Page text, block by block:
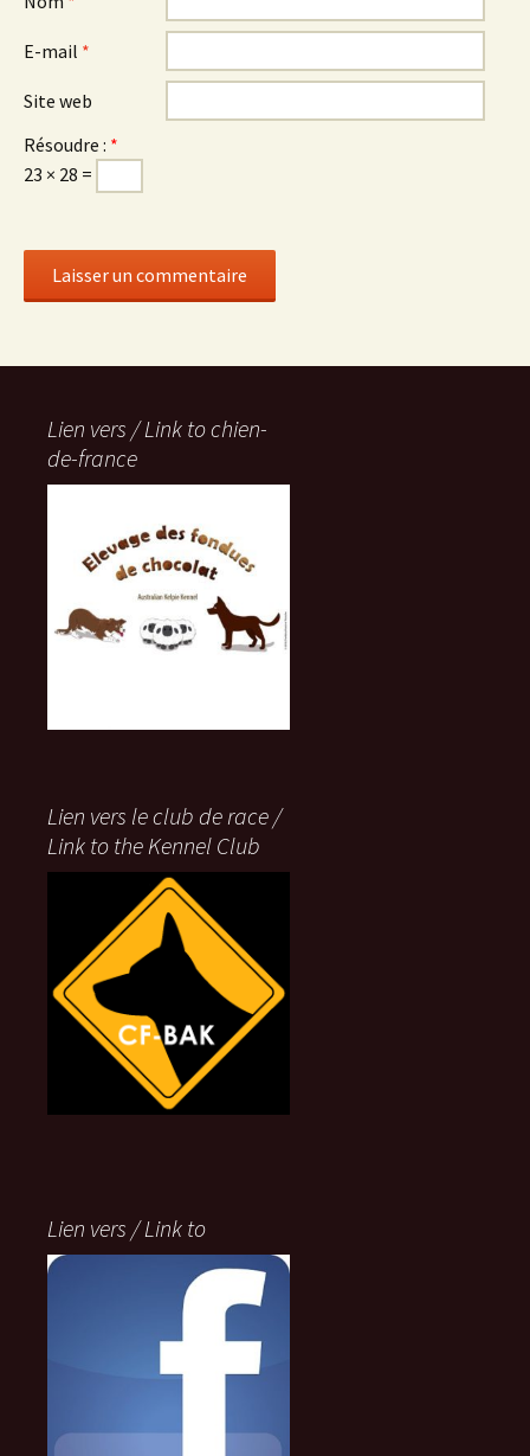
E-mail *
Site web
Résoudre : *
23 × 28 =
Lien vers / Link to chien-
de-france
Lien vers le club de race /
Link to the Kennel Club
Lien vers / Link to